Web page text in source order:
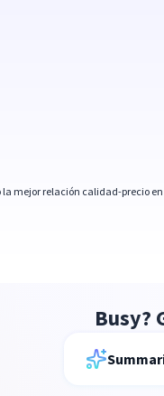
la mejor relación calidad-precio
Busy?